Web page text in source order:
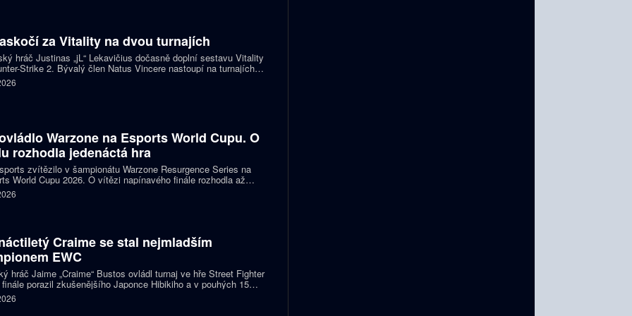
za Vitality na dvou turnajích
hráč Justinas „jL“ Lekavičius dočasně doplní sestavu Vitality
Strike 2. Bývalý člen Natus Vincere nastoupí na turnajích
Open Porto a PGL Masters Bucharest.
Warzone na Esports World Cupu. O
rozhodla jedenáctá hra
zvítězilo v šampionátu Warzone Resurgence Series na
World Cupu 2026. O vítězi napínavého finále rozhodla až
hra, do které vstupovalo s šancí na titul hned pět týmů.
Craime se stal nejmladším
EWC
hráč Jaime „Craime“ Bustos ovládl turnaj ve hře Street Fighter
porazil zkušenějšího Japonce Hibikiho a v pouhých 15
se stal nejmladším vítězem v historii Esports World Cupu.